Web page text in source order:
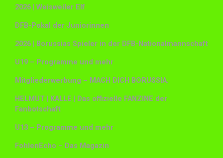
2026 | Weisweiler Elf
DFB-Pokal der Juniorinnen
2026 | Borussias Spieler in der DFB-Nationalmannschaft
U19 – Programme und mehr
Mitgliederwerbung – MACH DICH BORUSSIA.
HELMUT | KALLE | Das offizielle FANZINE der
Fanbotschaft
U13 – Programme und mehr
FohlenEcho – Das Magazin